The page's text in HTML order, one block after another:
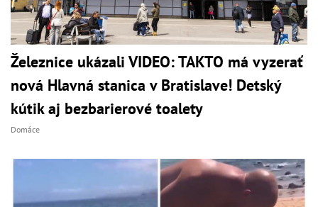
Železnice ukázali VIDEO: TAKTO má vyzerať
nová Hlavná stanica v Bratislave! Detský
kútik aj bezbarierové toalety
Domáce